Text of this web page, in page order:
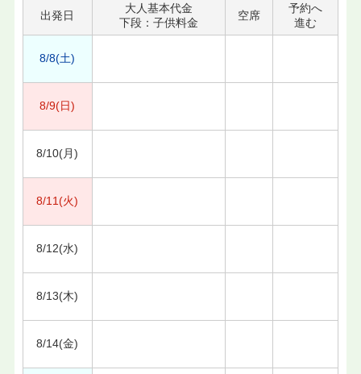
出発日
大人基本代金
下段：子供料金
空席
予約へ
進む
8/8(土)
8/9(日)
8/10(月)
8/11(火)
8/12(水)
8/13(木)
8/14(金)